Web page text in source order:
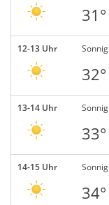
31°
12-13 Uhr Sonnig
32°
13-14 Uhr Sonnig
33°
14-15 Uhr Sonnig
34°